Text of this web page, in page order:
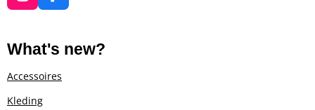
n
t
a
g
a
a
e
b
o
What's new?
Accessoires
Kleding